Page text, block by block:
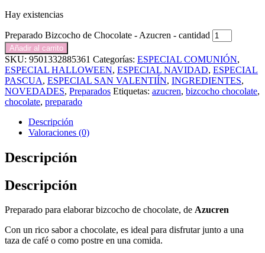
Hay existencias
Preparado Bizcocho de Chocolate - Azucren - cantidad
Añadir al carrito
SKU: 9501332885361 Categorías: ESPECIAL COMUNIÓN,
ESPECIAL HALLOWEEN, ESPECIAL NAVIDAD, ESPECIAL
PASCUA, ESPECIAL SAN VALENTIÍN, INGREDIENTES,
NOVEDADES, Preparados Etiquetas: azucren, bizcocho chocolate,
chocolate, preparado
Descripción
Valoraciones (0)
Descripción
Descripción
Preparado para elaborar bizcocho de chocolate, de Azucren
Con un rico sabor a chocolate, es ideal para disfrutar junto a una
taza de café o como postre en una comida.